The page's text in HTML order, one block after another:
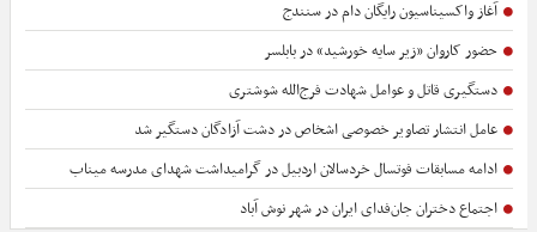
آغاز واکسیناسیون رایگان دام در سنندج
حضور کاروان «زیر سایه خورشید» در بابلسر
دستگیری قاتل و عوامل شهادت فرج‌الله شوشتری
عامل انتشار تصاویر خصوصی اشخاص در دشت آزادگان دستگیر شد
ادامه مسابقات فوتسال خردسالان اردبیل در گرامیداشت شهدای مدرسه میناب
اجتماع دختران جان‌فدای ایران در شهر نوش آباد